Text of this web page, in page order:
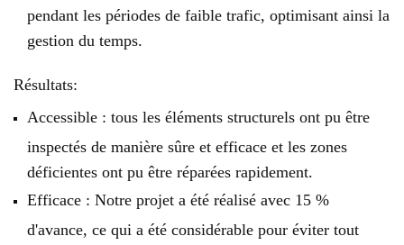
pendant les périodes de faible trafic, optimisant ainsi la
gestion du temps.
Résultats:
Accessible : tous les éléments structurels ont pu être
inspectés de manière sûre et efficace et les zones
déficientes ont pu être réparées rapidement.
Efficace : Notre projet a été réalisé avec 15 %
d'avance, ce qui a été considérable pour éviter tout